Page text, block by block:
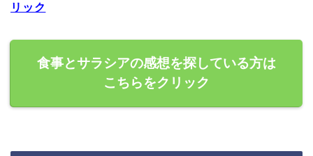
リック
食事とサラシアの感想を探している方は
こちらをクリック